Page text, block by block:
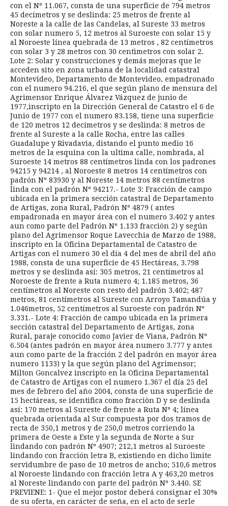
con el Nº 11.067, consta de una superficie de 794 metros
45 decímetros y se deslinda: 25 metros de frente al
Noreste a la calle de las Candelas, al Sureste 33 metros
con solar numero 5, 12 metros al Suroeste con solar 15 y
al Noroeste línea quebrada de 13 metros , 82 centímetros
con solar 3 y 28 metros con 30 centìmetros con solar 2.
Lote 2: Solar y construcciones y demás mejoras que le
acceden sito en zona urbana de la localidad catastral
Montevideo, Departamento de Montevideo, empadronado
con el numero 94.216, el que según plano de mensura del
Agrimensor Enrique Álvarez Vázquez de junio de
1977,inscripto en la Dirección General de Catastro el 6 de
Junio de 1977 con el numero 83.158, tiene una superficie
de 120 metros 12 decímetros y se deslinda: 8 metros de
frente al Sureste a la calle Rocha, entre las calles
Guadalupe y Rivadavia, distando el punto medio 16
metros de la esquina con la ultima calle, nombrada, al
Suroeste 14 metros 88 centímetros linda con los padrones
94215 y 94214 , al Noroeste 8 metros 14 centímetros con
padrón Nº 83930 y al Noreste 14 metros 88 centímetros
linda con el padrón Nº 94217.- Lote 3: Fracción de campo
ubicada en la primera sección catastral de Departamento
de Artigas, zona Rural, Padrón Nº 4879 ( antes
empadronada en mayor área con el numero 3.402 y antes
aun como parte del Padrón Nº 1.133 fracción 2) y según
plano del Agrimensor Roque Lavecchia de Marzo de 1988,
inscripto en la Oficina Departamental de Catastro de
Artigas con el numero 30 el día 4 del mes de abril del año
1988, consta de una superficie de 45 Hectáreas, 3.798
metros y se deslinda así: 305 metros, 21 centímetros al
Noroeste de frente a Ruta numero 4; 1.185 metros, 36
centímetros al Noreste con resto del padrón 3.402; 487
metros, 81 centímetros al Sureste con Arroyo Tamandúa y
1.046metros, 52 centímetros al Suroeste con padrón Nº
3.331.- Lote 4: Fracción de campo ubicada en la primera
sección catastral del Departamento de Artigas, zona
Rural, paraje conocido como Javier de Viana, Padrón Nº
6.504 (antes padrón en mayor área numero 3.777 y antes
aun como parte de la fracción 2 del padrón en mayor área
numero 1133) y la que según plano del Agrimensor;
Milton Goncalvez inscripto en la Oficina Departamental
de Catastro de Artigas con el numero 1.367 el día 25 del
mes de febrero del año 2004, consta de una superficie de
15 hectáreas, se identifica como fracciòn D y se deslinda
así: 170 metros al Sureste de frente a Ruta Nº 4; línea
quebrada orientada al Sur compuesta por dos tramos de
recta de 350,1 metros y de 250,0 metros corriendo la
primera de Oeste a Este y la segunda de Norte a Sur
lindando con padrón Nº 4907; 212,1 metros al Suroeste
lindando con fracción letra B, existiendo en dicho lìmite
servidumbre de paso de 10 metros de ancho; 510,6 metros
al Noroeste lindando con fracción letra A y 463,20 metros
al Noreste lindando con parte del padrón Nº 3.440. SE
PREVIENE: 1- Que el mejor postor deberá consignar el 30%
de su oferta, en carácter de seña, en el acto de serle